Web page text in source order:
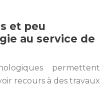
et peu
au service de
permettent
recours à des travaux